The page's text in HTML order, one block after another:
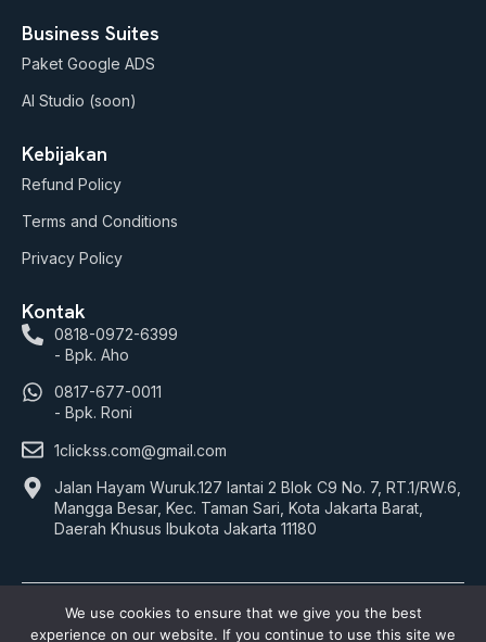
Business Suites
Paket Google ADS
AI Studio (soon)
Kebijakan
Refund Policy
Terms and Conditions
Privacy Policy
Kontak
0818-0972-6399
- Bpk. Aho
0817-677-0011
- Bpk. Roni
1clickss.com@gmail.com
Jalan Hayam Wuruk.127 lantai 2 Blok C9 No. 7, RT.1/RW.6,
Mangga Besar, Kec. Taman Sari, Kota Jakarta Barat,
Daerah Khusus Ibukota Jakarta 11180
© 2026 1Clickss.com. All rights reserved.
We use cookies to ensure that we give you the best
experience on our website. If you continue to use this site we